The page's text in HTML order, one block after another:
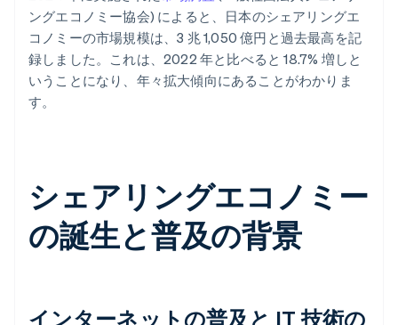
ングエコノミー協会) によると、日本のシェアリングエ
コノミーの市場規模は、3 兆 1,050 億円と過去最高を記
録しました。これは、2022 年と比べると 18.7% 増しと
いうことになり、年々拡大傾向にあることがわかりま
す。
シェアリングエコノミー
の誕生と普及の背景
インターネットの普及と IT 技術の